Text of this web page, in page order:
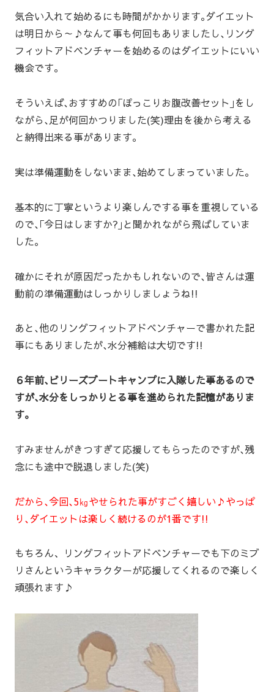
気合い入れて始めるにも時間がかかります｡ダイエット
は明日から～♪なんて事も何回もありましたし､リング
フィットアドベンチャーを始めるのはダイエットにいい
機会です｡
そういえば､おすすめの｢ぽっこりお腹改善セット｣をし
ながら､足が何回かつりました(笑)理由を後から考える
と納得出来る事があります｡
実は準備運動をしないまま､始めてしまっていました｡
基本的に丁寧というより楽しんでする事を重視している
ので､｢今日はしますか?｣と聞かれながら飛ばしていま
した｡
確かにそれが原因だったかもしれないので､皆さんは運
動前の準備運動はしっかりしましょうね!!
あと､他のリングフィットアドベンチャーで書かれた記
事にもありましたが､水分補給は大切です!!
６年前､ビリーズブートキャンプに入隊した事あるので
すが､水分をしっかりとる事を進められた記憶がありま
す｡
すみませんがきつすぎて応援してもらったのですが､残
念にも途中で脱退しました(笑)
だから､今回､5㎏やせられた事がすごく嬉しい♪やっぱ
り､ダイエットは楽しく続けるのが1番です!!
もちろん、リングフィットアドベンチャーでも下のミブ
リさんというキャラクターが応援してくれるので楽しく
頑張れます♪